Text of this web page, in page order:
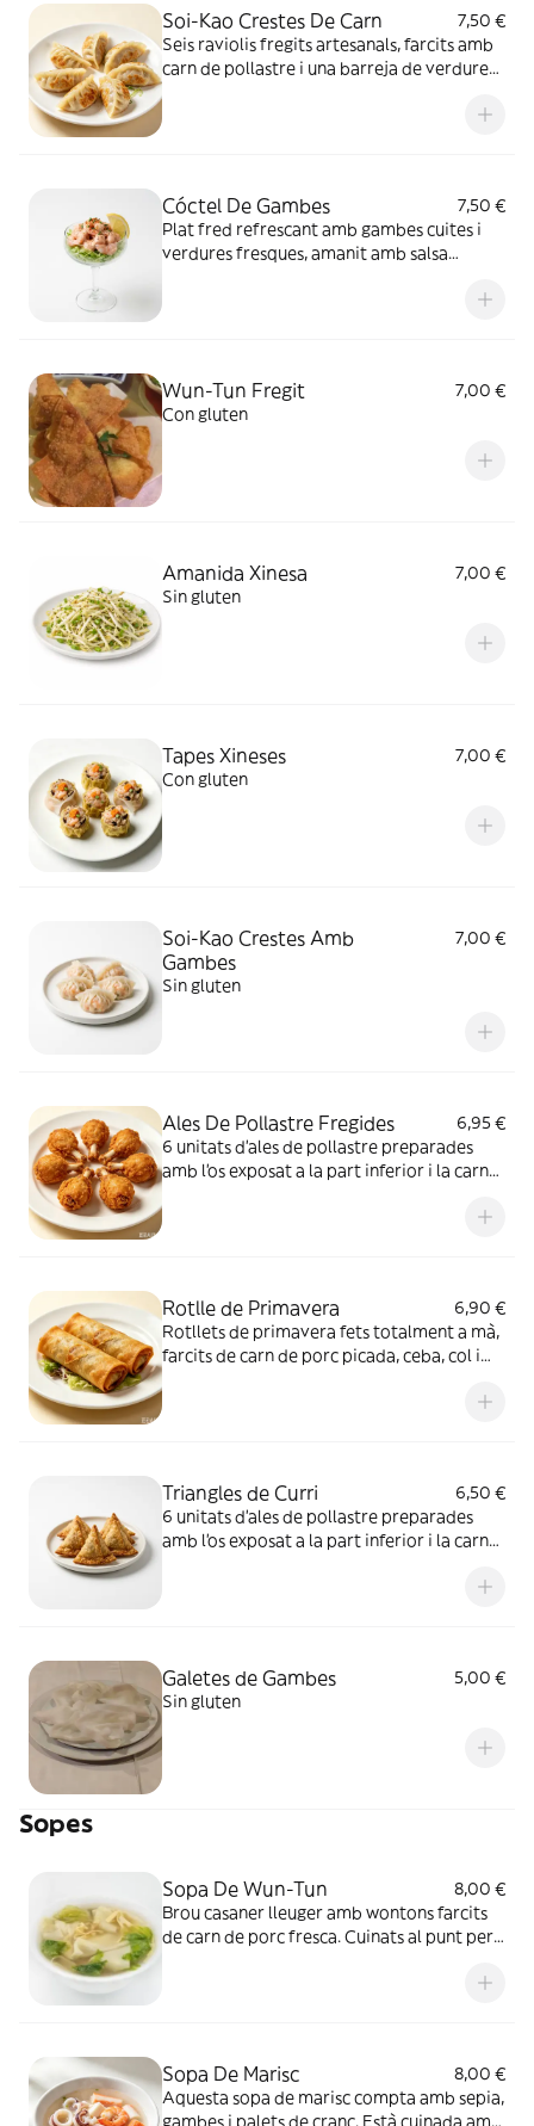
Soi-Kao Crestes De Carn
7,50 €
Seis raviolis fregits artesanals, farcits amb
carn de pollastre i una barreja de verdures
Cóctel De Gambes
7,50 €
Plat fred refrescant amb gambes cuites i
verdures fresques, amanit amb salsa
Wun-Tun Fregit
7,00 €
Con gluten
Amanida Xinesa
7,00 €
Sin gluten
Tapes Xineses
7,00 €
Con gluten
Soi-Kao Crestes Amb
Gambes
7,00 €
Sin gluten
Ales De Pollastre Fregides
6,95 €
6 unitats d’ales de pollastre preparades
amb l’os exposat a la part inferior i la carn
superior. Fregides fins que queden cruixents
Rotlle de Primavera
6,90 €
Rotllets de primavera fets totalment a mà,
farcits de carn de porc picada, ceba, col i
cruixent i farcit abundant de verdures i carn
Triangles de Curri
6,50 €
6 unitats d’ales de pollastre preparades
amb l’os exposat a la part inferior i la carn
superior. Fregides fins que queden cruixents
Galetes de Gambes
5,00 €
Sin gluten
Sopes
Sopa De Wun-Tun
8,00 €
Brou casaner lleuger amb wontons farcits
de carn de porc fresca. Cuinats al punt per
Sopa De Marisc
8,00 €
Aquesta sopa de marisc compta amb sepia,
gambes i palets de cranc. Està cuinada amb